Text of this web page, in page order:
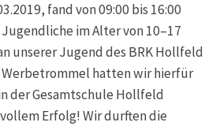
fand von 09:00 bis 16:00
im Alter von 10–17
unse­rer Jugend des BRK Holl­feld
Wer­be­trom­mel hat­ten wir hier­für
der Gesamt­schu­le Holl­feld
Erfolg! Wir durf­ten die